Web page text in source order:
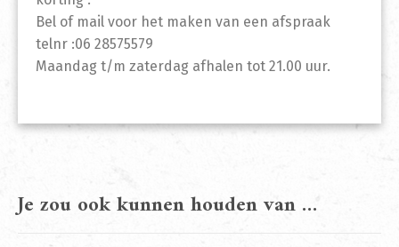
Bel of mail voor het maken van een afspraak
telnr :06 28575579
Maandag t/m zaterdag afhalen tot 21.00 uur.
Je zou ook kunnen houden van …